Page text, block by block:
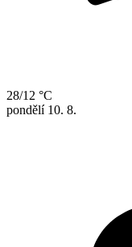
28/12 °C
pondělí 10. 8.